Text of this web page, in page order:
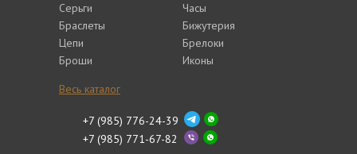
Серьги
Браслеты
Цепи
Броши
Часы
Бижутерия
Брелоки
Иконы
Весь каталог
+7 (985) 776-24-39
+7 (985) 771-67-82